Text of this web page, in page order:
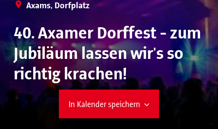
Axams, Dorfplatz
40. Axamer Dorffest - zum
Jubiläum lassen wir's so
richtig krachen!
In Kalender speichern